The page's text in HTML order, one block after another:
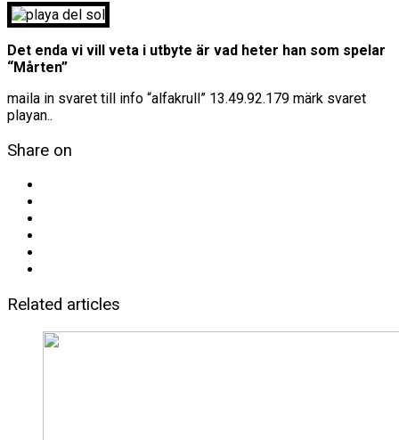
Det enda vi vill veta i utbyte är vad heter han som spelar
“Mårten”
maila in svaret till info “alfakrull” 13.49.92.179 märk svaret
playan..
Share on
Related articles